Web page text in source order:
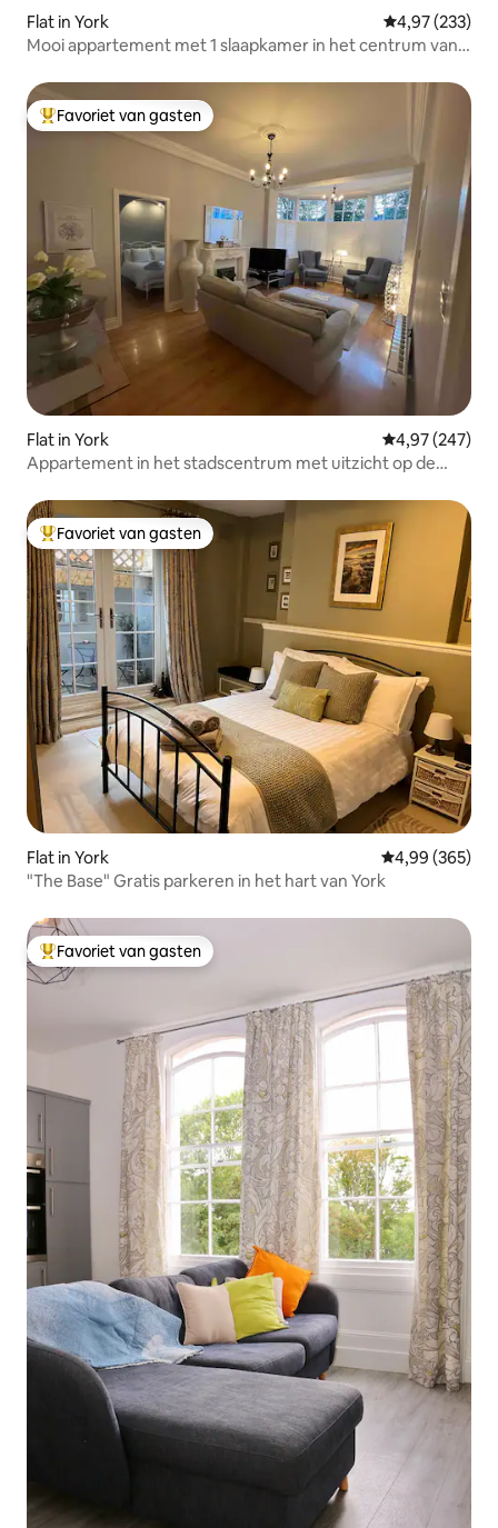
Flat in York Gemiddelde
4,97 (233)
Mooi appartement met 1 slaapkamer in het centrum van
Topfavoriet van gasten
Favoriet van gasten
Flat in York Gemiddelde
4,97 (247)
Appartement in het stadscentrum met uitzicht op de
Topfavoriet van gasten
Favoriet van gasten
Flat in York Gemiddelde
4,99 (365)
"The Base" Gratis parkeren in het hart van York
Topfavoriet van gasten
Favoriet van gasten